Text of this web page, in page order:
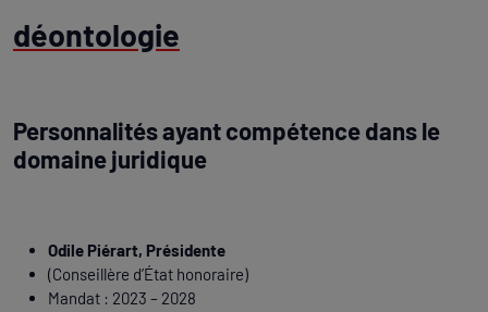
déontologie
Personnalités ayant compétence dans le
domaine juridique
Odile Piérart, Présidente
(Conseillère d’État honoraire)
Mandat : 2023 – 2028